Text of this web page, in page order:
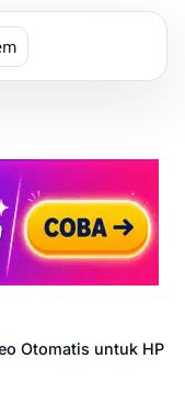
Otomatis untuk HP